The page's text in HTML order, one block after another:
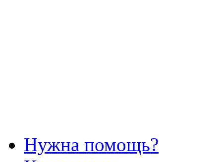
Нужна помощь?